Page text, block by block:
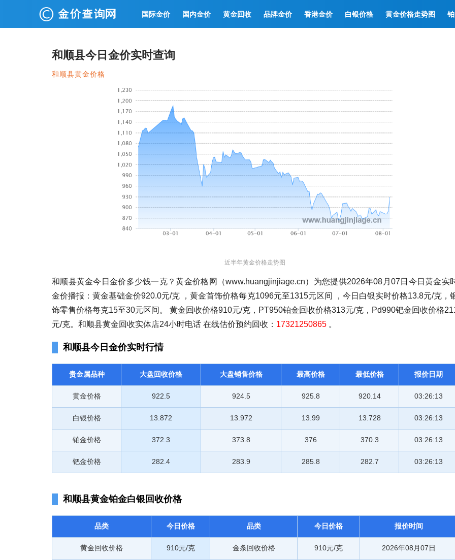
国际金价 国内金价 黄金回收 品牌金价 香港金价 白银价格 黄金价格走势图
和顺县今日金价实时查询
和顺县黄金价格
近半年黄金价格走势图
和顺县黄金今日金价多少钱一克？黄金价格网（www.huangjinjiage.cn）为您提供2026年08月07日今日黄金实
金价播报：黄金基础金价920.0元/克 ，黄金首饰价格每克1096元至1315元区间 ，今日白银实时价格13.8元/克，
饰零售价格每克15至30元区间。 黄金回收价格910元/克，PT950铂金回收价格313元/克，Pd990钯金回收价格
元/克。和顺县黄金回收实体店24小时电话 在线估价预约回收： 17321250865 。
和顺县今日金价实时行情
贵金属品种 大盘回收价格 大盘销售价格 最高价格 最低价格 报价日期
黄金价格 922.5 924.5 925.8 920.14 03:26:13
白银价格 13.872 13.972 13.99 13.728 03:26:13
铂金价格 372.3 373.8 376 370.3 03:26:13
钯金价格 282.4 283.9 285.8 282.7 03:26:13
和顺县黄金铂金白银回收价格
品类 今日价格 品类 今日价格 报价时间
黄金回收价格 910元/克 金条回收价格 910元/克 2026年08月07日